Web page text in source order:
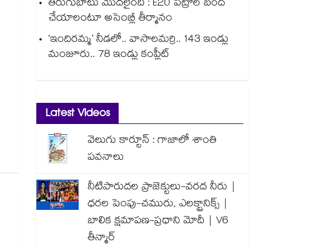
తిరుగుబాటు మొదలైంది : E20 పెట్రోల్ బంద్
చేయాలంటూ అసెంబ్లీ తీర్మానం
‘ఇందిరమ్మ’ నీడలో.. వాసాలమర్రి.. 143 ఇండ్లు
మంజూరు.. 78 ఇండ్లు కంప్లీట్
Latest Videos
వెలుగు కార్టూన్ : గాజాలో శాంతి
పవనాలు
నీటిపారుదల ప్రాజెక్టులు-వరద నీరు |
ధరల పెంపు-చమురు, ఎలక్ట్రానిక్స్ |
బాలిక క్షమాపణ-ప్రధాని మోదీ | V6
తీన్మార్